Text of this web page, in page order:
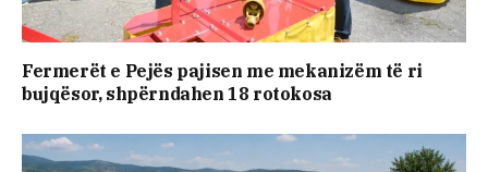
Fermerët e Pejës pajisen me mekanizëm të ri
bujqësor, shpërndahen 18 rotokosa